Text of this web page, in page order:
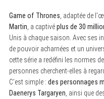
Game of Thrones , adaptée de
Martin , a captivéplus de 30
Unis à chaque saison. Avec ses
de pouvoir acharnées et un
cette série a redéfini les normes
personnes cherchent-elles à
C’est simple : des personnages
Daenerys Targaryen , ainsi que